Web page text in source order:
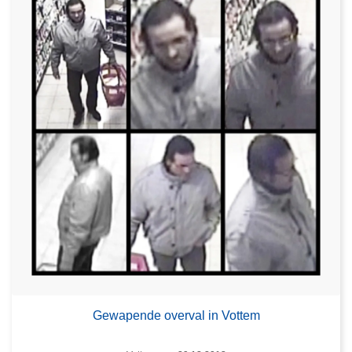
Gewapende overval in Vottem